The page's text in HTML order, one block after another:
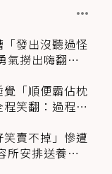
發出沒聽過怪
氣撈出嗨翻：
「順便霸佔枕
笑翻：過程絲
賣不掉」慘遭
所安排送養活